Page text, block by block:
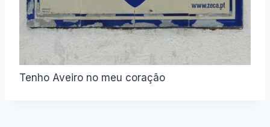
Tenho Aveiro no meu coração